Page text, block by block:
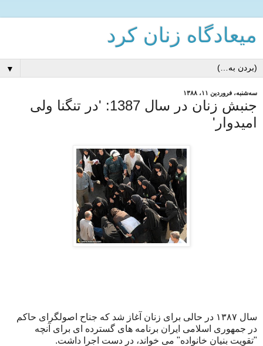
میعادگاه زنان كرد
▼
سه‌شنبه، فروردین ۱۱، ۱۳۸۸
جنبش زنان در سال 1387: 'در تنگنا ولی
امیدوار'
سال ۱۳۸۷ در حالی برای زنان آغاز شد که جناح اصولگرای حاکم
در جمهوری اسلامی ایران برنامه های گسترده ای برای آنچه
"تقویت بنیان خانواده" می خواند، در دست اجرا داشت.